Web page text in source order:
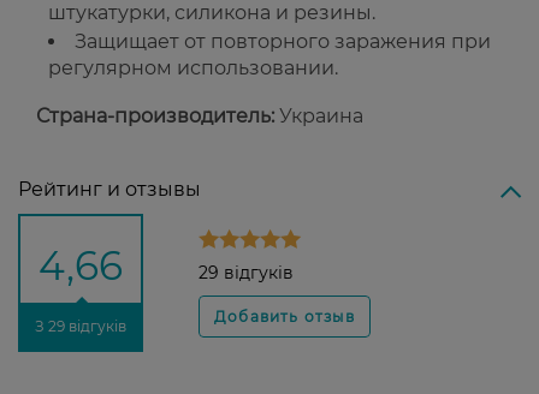
штукатурки, силикона и резины.
Защищает от повторного заражения при
регулярном использовании.
Страна-производитель: Украина
Рейтинг и отзывы
4,66
З 29 відгуків
29 відгуків